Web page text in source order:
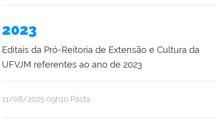
2023
Editais da Pró-Reitoria de Extensão e Cultura da
UFVJM referentes ao ano de 2023
publicado
11/08/2025 09h10 Pasta